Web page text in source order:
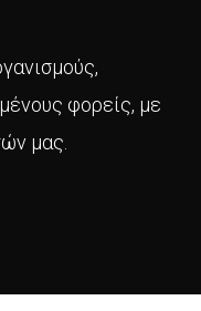
φορείς, με
μας.